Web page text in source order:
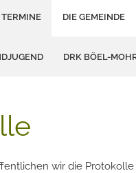
TERMINE DIE GEMEINDE
DRK BÖEL-
wir die